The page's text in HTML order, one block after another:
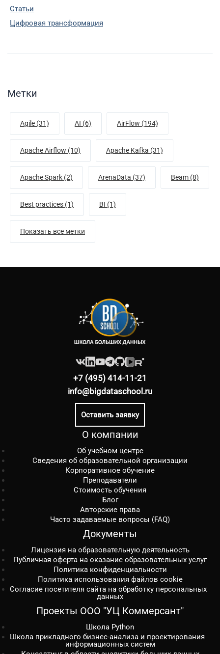
Статьи
Цифровая трансформация
Метки
Agile (31) AI (6) AirFlow (194)
Apache Airflow (10) Apache Kafka (31)
Apache Spark (2) ArenaData (37) Beam (8)
Best practices (1) BI (1)
Показать все метки
+7 (495) 414-11-21
info@bigdataschool.ru
Оставить заявку
О компании
Об учебном центре
Сведения об образовательной организации
Корпоративное обучение
Преподаватели
Стоимость обучения
Блог
Авторские права
Часто задаваемые вопросы (FAQ)
Документы
Лицензия на образовательную деятельность
Публичная оферта на оказание образовательных услуг
Политика конфиденциальности
Политика использования файлов cookie
Согласие посетителя сайта на обработку персональных
данных
Проекты ООО "УЦ Коммерсант"
Школа Python
Школа прикладного бизнес-анализа и проектирования
информационных систем